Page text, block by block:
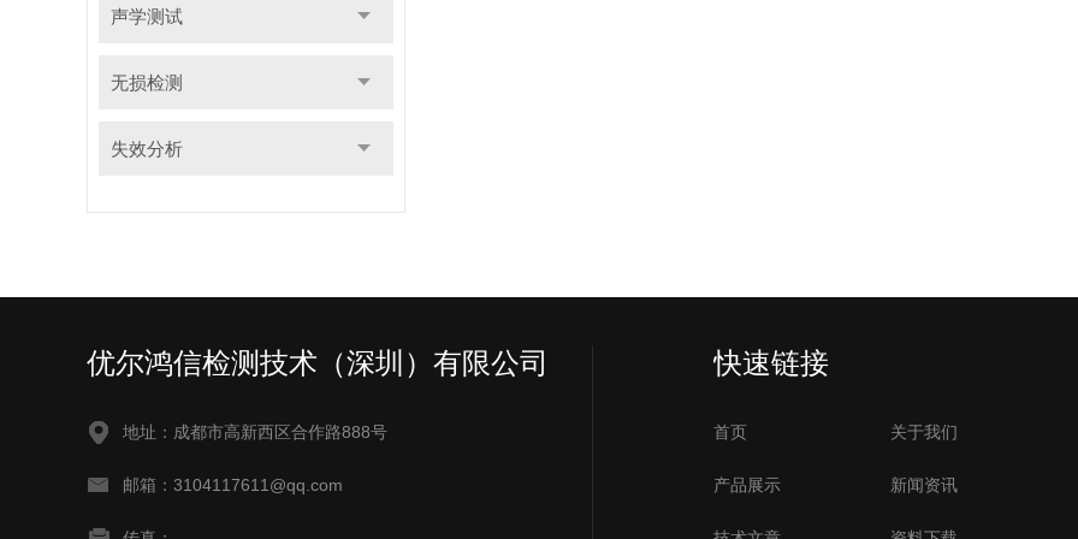
声学测试
无损检测
失效分析
优尔鸿信检测技术（深圳）有限公司
地址：成都市高新西区合作路888号
邮箱：3104117611@qq.com
快速链接
首页 关于我们
产品展示 新闻资讯